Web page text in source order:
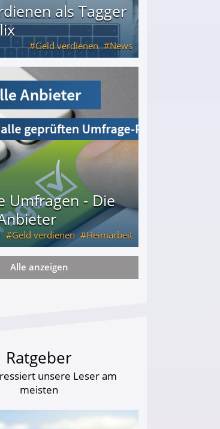
als Tagger
Geld verdienen News
Umfragen - Die
Geld verdienen Heimarbeit
Alle anzeigen
Ratgeber
unsere Leser am
meisten